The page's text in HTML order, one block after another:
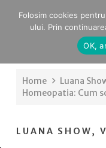
Home
Luana
Homeopatia: Cum
LUANA SHOW,
Folosim cookies
ului. Prin
OK,